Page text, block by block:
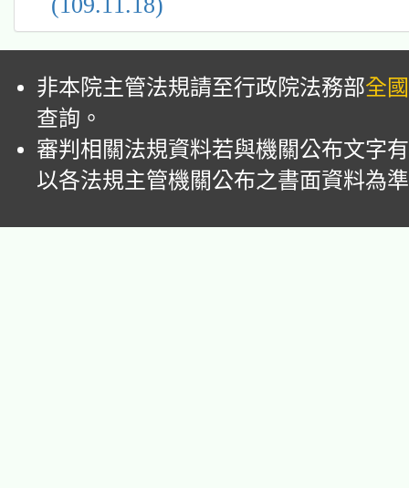
(109.11.18)
非本院主管法規請至行政院法務部全
查詢。
審判相關法規資料若與機關公布文字
以各法規主管機關公布之書面資料為